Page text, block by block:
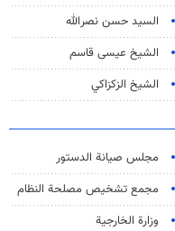
السيد حسن نصرالله
الشيخ عيسى قاسم
الشيخ الزكزاكي
مجلس صيانة الدستور
مجمع تشخيص مصلحة النظام
وزارة الخارجية